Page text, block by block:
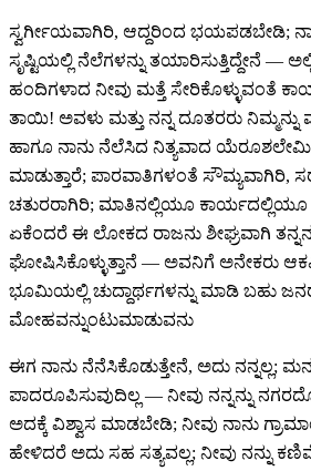
ಸ್ವರ್ಗೀಯವಾಗಿರಿ, ಆದ್ದರಿಂದ ಭಯಪಡಬೇಡಿ;
ಸೃಷ್ಟಿಯಲ್ಲಿ ನೆಲೆಗಳನ್ನು ತಯಾರಿಸುತ್ತಿದ್ದೇನೆ — ಅಲ್ಲಿ
ಹಂದಿಗಳಾದ ನೀವು ಮತ್ತೆ ಸೇರಿಕೊಳ್ಳುವಂತೆ
ತಾಯಿ! ಅವಳು ಮತ್ತು ನನ್ನ ದೂತರರು ನಿಮ್ಮನ್ನು
ಹಾಗೂ ನಾನು ನೆಲೆಸಿದ ನಿತ್ಯವಾದ
ಮಾಡುತ್ತಾರೆ; ಪಾರವಾತಿಗಳಂತೆ ಸೌಮ್ಯವಾಗಿರಿ,
ಚತುರರಾಗಿರಿ; ಮಾತಿನಲ್ಲಿಯೂ ಕಾರ್ಯದಲ್ಲಿಯೂ
ಏಕೆಂದರೆ ಈ ಲೋಕದ ರಾಜನು ಶೀಘ್ರವಾಗಿ
ಘೋಷಿಸಿಕೊಳ್ಳುತ್ತಾನೆ — ಅವನಿಗೆ ಅನೇಕರು
ಭೂಮಿಯಲ್ಲಿ ಚುದ್ದಾರ್ಥಗಳನ್ನು ಮಾಡಿ ಬಹು
ಮೋಹವನ್ನುಂಟುಮಾಡುವನು
ಈಗ ನಾನು ನೆನೆಸಿಕೊಡುತ್ತೇನೆ, ಅದು ನನ್ನಲ್ಲ;
ಪಾದರೂಪಿಸುವುದಿಲ್ಲ — ನೀವು ನನ್ನನ್ನು
ಅದಕ್ಕೆ ವಿಶ್ವಾಸ ಮಾಡಬೇಡಿ; ನೀವು ನಾನು
ಹೇಳಿದರೆ ಅದು ಸಹ ಸತ್ಯವಲ್ಲ; ನೀವು ನನ್ನು